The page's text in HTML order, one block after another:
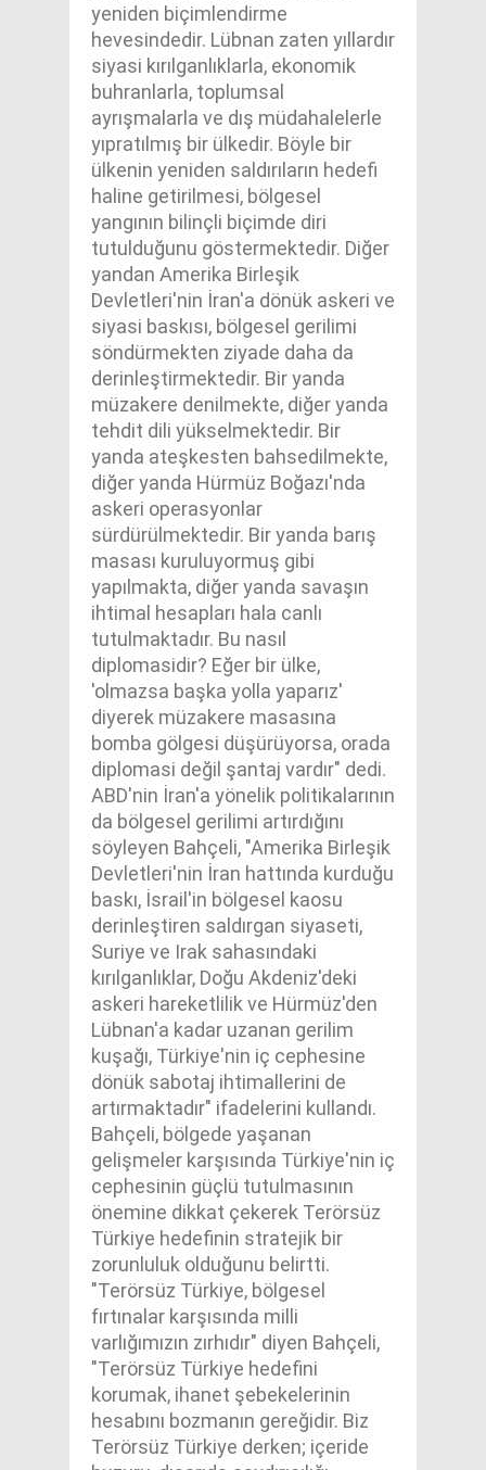
yeniden biçimlendirme
hevesindedir. Lübnan zaten yıllardır
siyasi kırılganlıklarla, ekonomik
buhranlarla, toplumsal
ayrışmalarla ve dış müdahalelerle
yıpratılmış bir ülkedir. Böyle bir
ülkenin yeniden saldırıların hedefi
haline getirilmesi, bölgesel
yangının bilinçli biçimde diri
tutulduğunu göstermektedir. Diğer
yandan Amerika Birleşik
Devletleri'nin İran'a dönük askeri ve
siyasi baskısı, bölgesel gerilimi
söndürmekten ziyade daha da
derinleştirmektedir. Bir yanda
müzakere denilmekte, diğer yanda
tehdit dili yükselmektedir. Bir
yanda ateşkesten bahsedilmekte,
diğer yanda Hürmüz Boğazı'nda
askeri operasyonlar
sürdürülmektedir. Bir yanda barış
masası kuruluyormuş gibi
yapılmakta, diğer yanda savaşın
ihtimal hesapları hala canlı
tutulmaktadır. Bu nasıl
diplomasidir? Eğer bir ülke,
'olmazsa başka yolla yaparız'
diyerek müzakere masasına
bomba gölgesi düşürüyorsa, orada
diplomasi değil şantaj vardır" dedi.
ABD'nin İran'a yönelik politikalarının
da bölgesel gerilimi artırdığını
söyleyen Bahçeli, "Amerika Birleşik
Devletleri'nin İran hattında kurduğu
baskı, İsrail'in bölgesel kaosu
derinleştiren saldırgan siyaseti,
Suriye ve Irak sahasındaki
kırılganlıklar, Doğu Akdeniz'deki
askeri hareketlilik ve Hürmüz'den
Lübnan'a kadar uzanan gerilim
kuşağı, Türkiye'nin iç cephesine
dönük sabotaj ihtimallerini de
artırmaktadır" ifadelerini kullandı.
Bahçeli, bölgede yaşanan
gelişmeler karşısında Türkiye'nin iç
cephesinin güçlü tutulmasının
önemine dikkat çekerek Terörsüz
Türkiye hedefinin stratejik bir
zorunluluk olduğunu belirtti.
"Terörsüz Türkiye, bölgesel
fırtınalar karşısında milli
varlığımızın zırhıdır" diyen Bahçeli,
"Terörsüz Türkiye hedefini
korumak, ihanet şebekelerinin
hesabını bozmanın gereğidir. Biz
Terörsüz Türkiye derken; içeride